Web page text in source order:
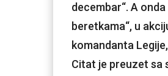
decembar“. A
beretkama“, u
komandanta
Citat je preuzet sa